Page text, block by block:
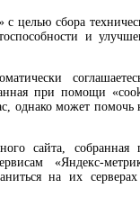
и нажмите
целью сбора
и
при помощи
однако может помочь
сайта, собранная
«Яндекс-
на их